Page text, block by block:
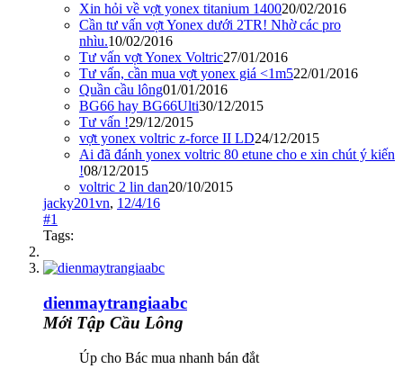
Xin hỏi về vợt yonex titanium 140020/02/2016
Cần tư vấn vợt Yonex dưới 2TR! Nhờ các pro
nhìu.10/02/2016
Tư vấn vợt Yonex Voltric27/01/2016
Tư vấn, cần mua vợt yonex giá <1m522/01/2016
Quần cầu lông01/01/2016
BG66 hay BG66Ulti30/12/2015
Tư vấn !29/12/2015
vợt yonex voltric z-force II LD24/12/2015
Ai đã đánh yonex voltric 80 etune cho e xin chút ý kiến
!08/12/2015
voltric 2 lin dan20/10/2015
jacky201vn, 12/4/16
#1
Tags:
dienmaytrangiaabc
Mới Tập Cầu Lông
Úp cho Bác mua nhanh bán đắt